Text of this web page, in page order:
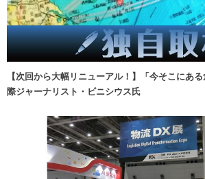
【次回から大幅リニューアル！】「今そこにあ
際ジャーナリスト・ビニシウス氏